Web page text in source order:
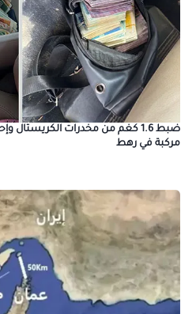
ضبط 1.6 كغم من مخدرات
مركبة في رهط